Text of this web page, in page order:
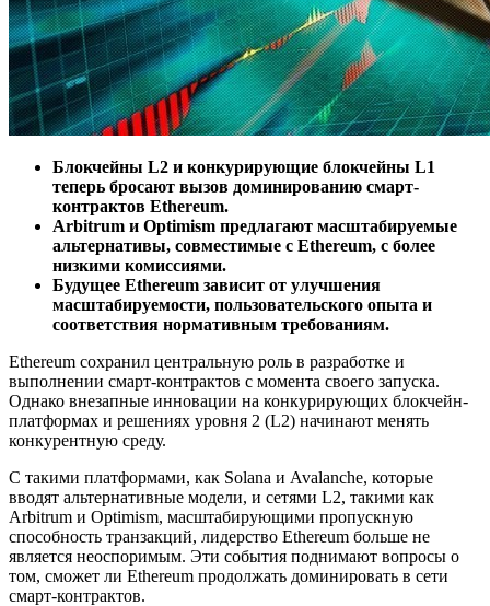
Блокчейны L2 и конкурирующие блокчейны L1
теперь бросают вызов доминированию смарт-
контрактов Ethereum.
Arbitrum и Optimism предлагают масштабируемые
альтернативы, совместимые с Ethereum, с более
низкими комиссиями.
Будущее Ethereum зависит от улучшения
масштабируемости, пользовательского опыта и
соответствия нормативным требованиям.
Ethereum сохранил центральную роль в разработке и
выполнении смарт-контрактов с момента своего запуска.
Однако внезапные инновации на конкурирующих блокчейн-
платформах и решениях уровня 2 (L2) начинают менять
конкурентную среду.
С такими платформами, как Solana и Avalanche, которые
вводят альтернативные модели, и сетями L2, такими как
Arbitrum и Optimism, масштабирующими пропускную
способность транзакций, лидерство Ethereum больше не
является неоспоримым. Эти события поднимают вопросы о
том, сможет ли Ethereum продолжать доминировать в сети
смарт-контрактов.